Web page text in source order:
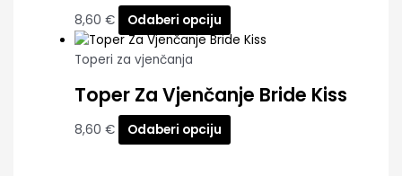
8,60 € Odaberi opciju
Toperi za vjenčanja
Toper Za Vjenčanje Bride Kiss
8,60 € Odaberi opciju